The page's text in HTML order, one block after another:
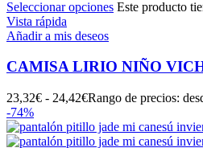
Seleccionar opciones Este producto
Vista rápida
Añadir a mis deseos
CAMISA LIRIO NIÑO
23,32€ - 24,42€Rango de precios:
-74%